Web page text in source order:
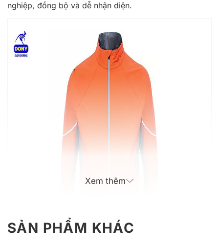
nghiệp, đồng bộ và dễ nhận diện.
Xem thêm
SẢN PHẨM KHÁC